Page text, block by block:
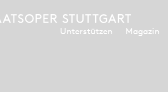
Unterstützen Magazin